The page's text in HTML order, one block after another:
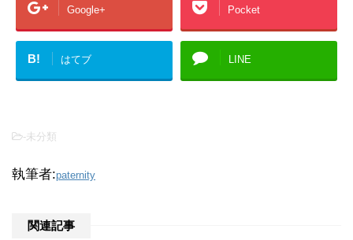
Google+ Pocket
B! はてブ LINE
-未分類
執筆者:paternity
関連記事